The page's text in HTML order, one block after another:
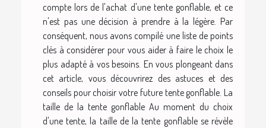
compte lors de l'achat d'une tente gonflable, et ce
n'est pas une décision à prendre à la légère. Par
conséquent, nous avons compilé une liste de points
clés à considérer pour vous aider à faire le choix le
plus adapté à vos besoins. En vous plongeant dans
cet article, vous découvrirez des astuces et des
conseils pour choisir votre future tente gonflable. La
taille de la tente gonflable Au moment du choix
d'une tente, la taille de la tente gonflable se révèle